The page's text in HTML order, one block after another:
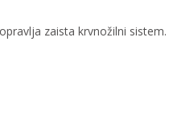
zaista krvnožilni sistem.